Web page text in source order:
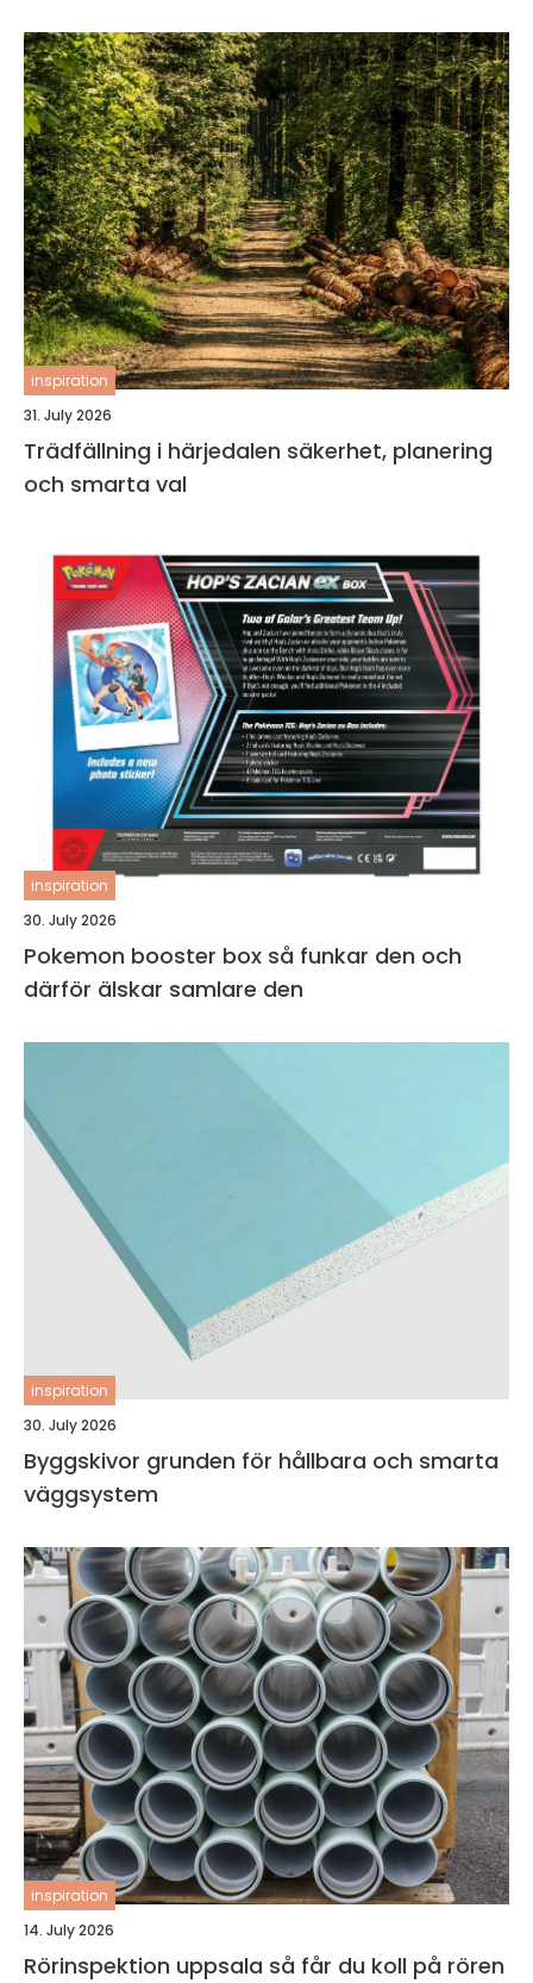
inspiration
31. July 2026
Trädfällning i härjedalen säkerhet, planering
och smarta val
inspiration
30. July 2026
Pokemon booster box så funkar den och
därför älskar samlare den
inspiration
30. July 2026
Byggskivor grunden för hållbara och smarta
väggsystem
inspiration
14. July 2026
Rörinspektion uppsala så får du koll på rören